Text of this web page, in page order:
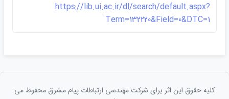
https://lib.ui.ac.ir/dl/search/default.aspx?
Term=132220&Field=0&DTC=1
کلیه حقوق این اثر برای شرکت مهندسی ارتباطات پيام مشرق محفوظ می